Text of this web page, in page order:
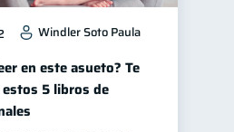
Windler Soto Paula
en este asueto? Te
5 libros de